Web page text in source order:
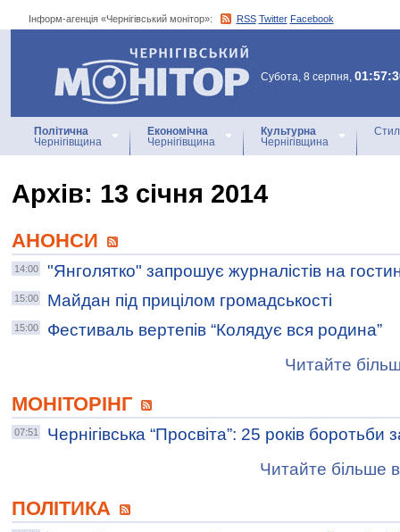
Інформ-агенція «Чернігівський монітор»: RSS Twitter Facebook
Інформ-агенція
«Чернігівський монітор»
Субота, 8 серпня,
Політична
Чернігівщина
Економічна
Чернігівщина
Культурна
Чернігівщина
Архiв: 13 січня 2014
АНОНСИ
14:00 "Янголятко" запрошує журналістів на
15:00 Майдан під прицілом громадськості
15:00
Фестиваль вертепів “Колядує вся родина”
Читайте
МОНІТОРІНГ
07:51
Чернігівська “Просвіта”: 25 років боротьби
Читайте більше
ПОЛІТИКА